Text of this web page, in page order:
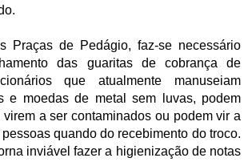
Praças de Pedágio, faz-se necessário
das guaritas de cobrança de
que atualmente manuseiam
e moedas de metal sem luvas, podem
virem a ser contaminados ou podem vir a
quando do recebimento do troco.
inviável fazer a higienização de notas